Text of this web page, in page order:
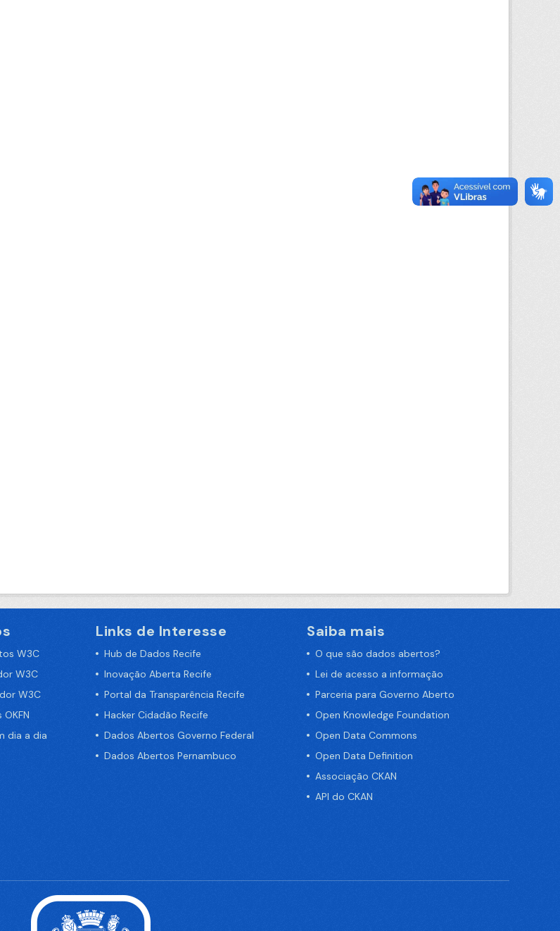
W3C
W3C
W3C
dia a dia
Links de Interesse
Hub de Dados Recife
Inovação Aberta Recife
Portal da Transparência Recife
Hacker Cidadão Recife
Dados Abertos Governo Federal
Dados Abertos Pernambuco
Saiba mais
O que são dados abertos?
Lei de acesso a informação
Parceria para Governo Aberto
Open Knowledge Foundation
Open Data Commons
Open Data Definition
Associação CKAN
API do CKAN